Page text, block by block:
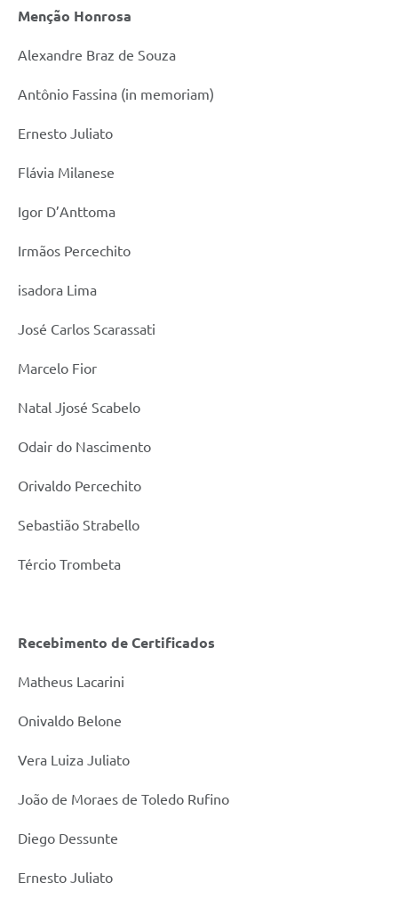
Menção Honrosa
Alexandre Braz de Souza
Antônio Fassina (in memoriam)
Ernesto Juliato
Flávia Milanese
Igor D’Anttoma
Irmãos Percechito
isadora Lima
José Carlos Scarassati
Marcelo Fior
Natal Jjosé Scabelo
Odair do Nascimento
Orivaldo Percechito
Sebastião Strabello
Tércio Trombeta
Recebimento de Certificados
Matheus Lacarini
Onivaldo Belone
Vera Luiza Juliato
João de Moraes de Toledo Rufino
Diego Dessunte
Ernesto Juliato